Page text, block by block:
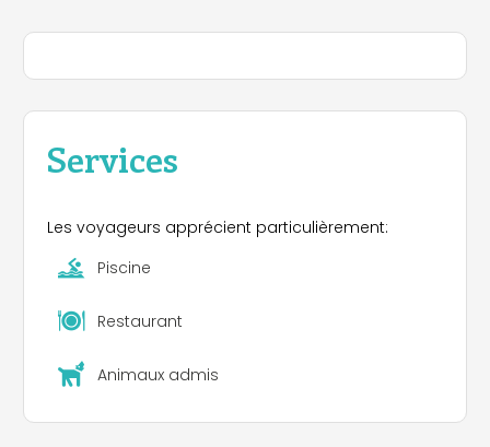
Services
Les voyageurs apprécient particulièrement:
Piscine
Restaurant
Animaux admis